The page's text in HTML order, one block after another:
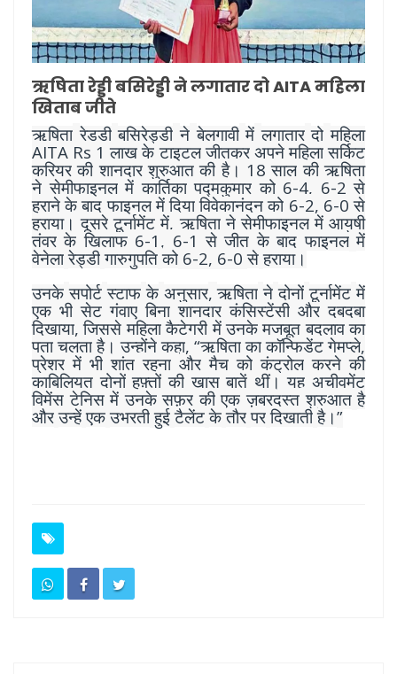
ऋषिता रेड्डी बसिरेड्डी ने लगातार दो AITA महिला
खिताब जीते
ऋषिता रेड्डी बसिरेड्डी ने बेलगावी में लगातार दो महिला
AITA Rs 1लाख के टाइटल जीतकर अपने महिला सर्किट
करियर की शानदार शुरुआत की है। 18साल की ऋषिता
ने सेमीफाइनल में कार्तिका पद्मकुमार को 6-4, 6-2से
हराने के बाद फाइनल में दिया विवेकानंदन को 6-2, 6-0से
हराया। दूसरे टूर्नामेंट में,ऋषिता ने सेमीफाइनल में आयुषी
तंवर के खिलाफ 6-1, 6-1से जीत के बाद फाइनल में
वेनेला रेड्डी गारुगुपति को 6-2, 6-0से हराया।
उनके सपोर्ट स्टाफ के अनुसार,ऋषिता ने दोनों टूर्नामेंट में
एक भी सेट गंवाए बिना शानदार कंसिस्टेंसी और दबदबा
दिखाया,जिससे महिला कैटेगरी में उनके मजबूत बदलाव का
पता चलता है। उन्होंने कहा, “ऋषिता का कॉन्फिडेंट गेमप्ले,
प्रेशर में भी शांत रहना और मैच को कंट्रोल करने की
काबिलियत दोनों हफ़्तों की खास बातें थीं। यह अचीवमेंट
विमेंस टेनिस में उनके सफ़र की एक ज़बरदस्त शुरुआत है
और उन्हें एक उभरती हुई टैलेंट के तौर पर दिखाती है।”